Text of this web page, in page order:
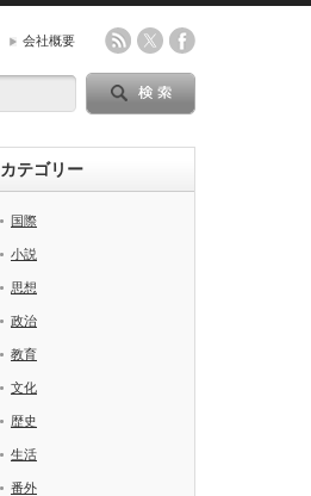
会社概要
カテゴリー
国際
小説
思想
政治
教育
文化
歴史
生活
番外